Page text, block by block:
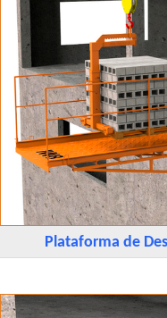
Plataforma de